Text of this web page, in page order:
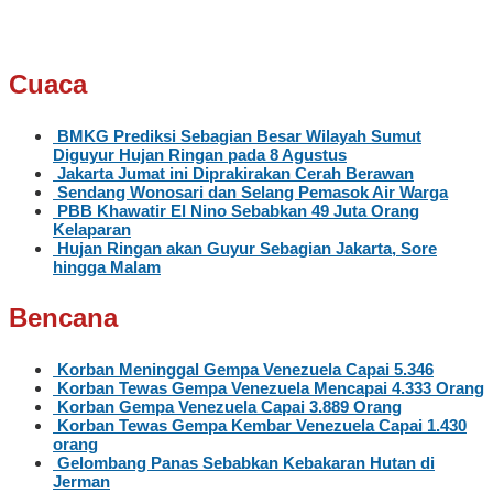
Cuaca
BMKG Prediksi Sebagian Besar Wilayah Sumut
Diguyur Hujan Ringan pada 8 Agustus
Jakarta Jumat ini Diprakirakan Cerah Berawan
Sendang Wonosari dan Selang Pemasok Air Warga
PBB Khawatir El Nino Sebabkan 49 Juta Orang
Kelaparan
Hujan Ringan akan Guyur Sebagian Jakarta, Sore
hingga Malam
Bencana
Korban Meninggal Gempa Venezuela Capai 5.346
Korban Tewas Gempa Venezuela Mencapai 4.333 Orang
Korban Gempa Venezuela Capai 3.889 Orang
Korban Tewas Gempa Kembar Venezuela Capai 1.430
orang
Gelombang Panas Sebabkan Kebakaran Hutan di
Jerman